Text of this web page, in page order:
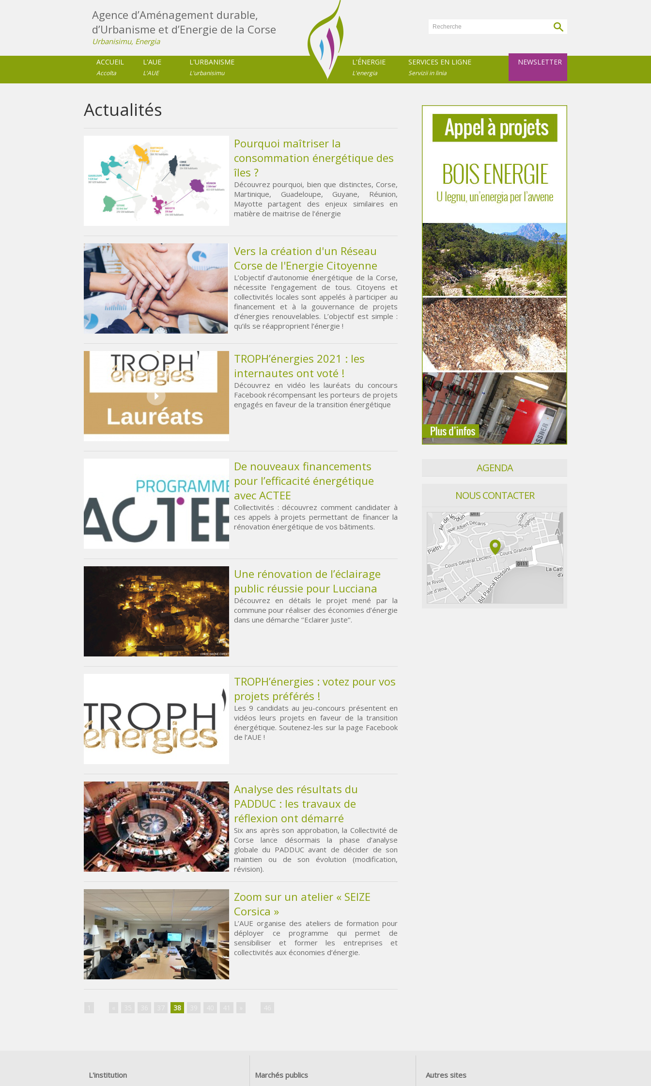
Agence d’Aménagement durable,
d’Urbanisme et d’Energie de la Corse
Urbanisimu, Energia
ACCUEIL
Accolta
L'AUE
L'AUE
L'URBANISME
L'urbanisimu
L'ÉNERGIE
L'energia
SERVICES EN LIGNE
Servizii in linia
NEWSLETTER
Actualités
Pourquoi maîtriser la
consommation énergétique des
îles ?
Découvrez pourquoi, bien que distinctes, Corse,
Martinique, Guadeloupe, Guyane, Réunion,
Mayotte partagent des enjeux similaires en
matière de maitrise de l’énergie
Vers la création d'un Réseau
Corse de l'Energie Citoyenne
L’objectif d’autonomie énergétique de la Corse,
nécessite l’engagement de tous. Citoyens et
collectivités locales sont appelés à participer au
financement et à la gouvernance de projets
d’énergies renouvelables. L’objectif est simple :
qu’ils se réapproprient l’énergie !
TROPH’énergies 2021 : les
internautes ont voté !
Découvrez en vidéo les lauréats du concours
Facebook récompensant les porteurs de projets
engagés en faveur de la transition énergétique
De nouveaux financements
pour l’efficacité énergétique
avec ACTEE
Collectivités : découvrez comment candidater à
ces appels à projets permettant de financer la
rénovation énergétique de vos bâtiments.
Une rénovation de l’éclairage
public réussie pour Lucciana
Découvrez en détails le projet mené par la
commune pour réaliser des économies d’énergie
dans une démarche ‘’Eclairer Juste’’.
TROPH’énergies : votez pour vos
projets préférés !
Les 9 candidats au jeu-concours présentent en
vidéos leurs projets en faveur de la transition
énergétique. Soutenez-les sur la page Facebook
de l’AUE !
Analyse des résultats du
PADDUC : les travaux de
réflexion ont démarré
Six ans après son approbation, la Collectivité de
Corse lance désormais la phase d’analyse
globale du PADDUC avant de décider de son
maintien ou de son évolution (modification,
révision).
Zoom sur un atelier « SEIZE
Corsica »
L’AUE organise des ateliers de formation pour
déployer ce programme qui permet de
sensibiliser et former les entreprises et
collectivités aux économies d’énergie.
38
AGENDA
NOUS CONTACTER
L'institution Marchés publics Autres sites